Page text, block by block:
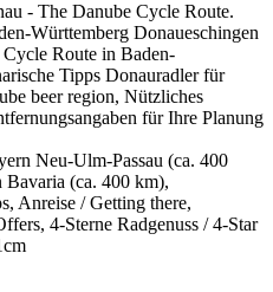
- The Danube Cycle Route.
Württemberg Donaueschingen
Route in Baden-
Tipps Donauradler für
beer region, Nützliches
für Ihre Planung
Neu-Ulm-Passau (ca. 400
(ca. 400 km),
Anreise / Getting there,
4-Sterne Radgenuss / 4-Star